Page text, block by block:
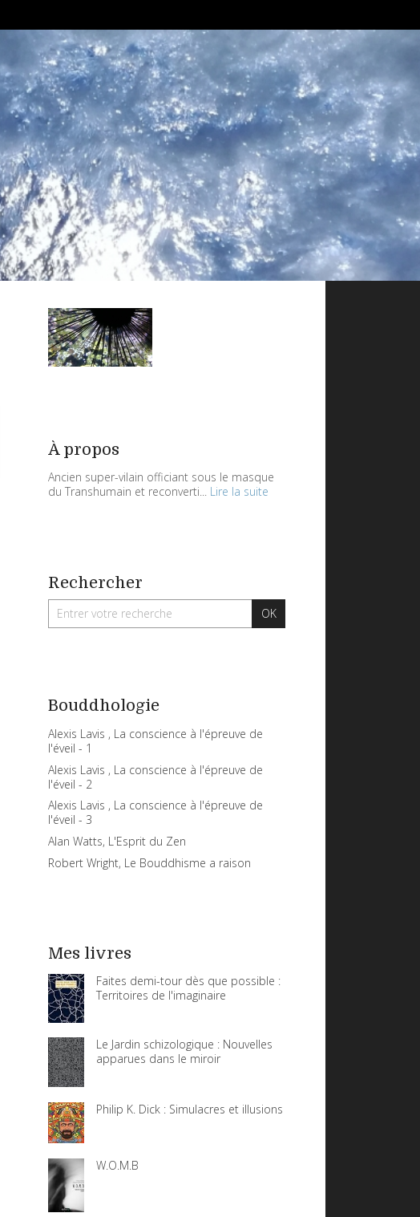
À propos
Ancien super-vilain officiant sous le masque
du Transhumain et reconverti... Lire la suite
Rechercher
Bouddhologie
Alexis Lavis , La conscience à l'épreuve de
l'éveil - 1
Alexis Lavis , La conscience à l'épreuve de
l'éveil - 2
Alexis Lavis , La conscience à l'épreuve de
l'éveil - 3
Alan Watts, L'Esprit du Zen
Robert Wright, Le Bouddhisme a raison
Mes livres
Faites demi-tour dès que possible :
Territoires de l'imaginaire
Le Jardin schizologique : Nouvelles
apparues dans le miroir
Philip K. Dick : Simulacres et illusions
W.O.M.B